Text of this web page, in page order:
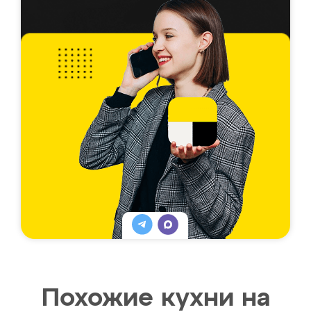
Похожие кухни на